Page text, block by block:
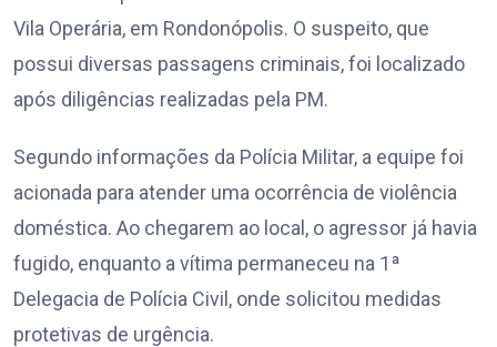
Vila Operária, em Rondonópolis. O suspeito, que
possui diversas passagens criminais, foi localizado
após diligências realizadas pela PM.
Segundo informações da Polícia Militar, a equipe foi
acionada para atender uma ocorrência de violência
doméstica. Ao chegarem ao local, o agressor já havia
fugido, enquanto a vítima permaneceu na 1ª
Delegacia de Polícia Civil, onde solicitou medidas
protetivas de urgência.